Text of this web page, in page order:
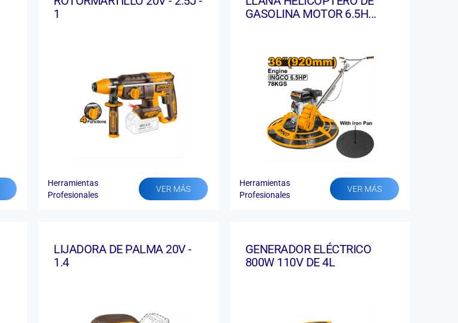
1
Herramientas
Profesionales
VER MÁS
GASOLINA MOTOR 6.5H...
Herramientas
Profesionales
VER MÁS
LIJADORA DE PALMA 20V -
1.4
GENERADOR ELÉCTRICO
800W 110V DE 4L